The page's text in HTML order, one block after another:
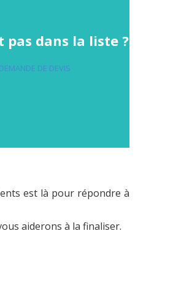
pas dans la liste ?
DE DEVIS
est là pour répondre à
aiderons à la finaliser.